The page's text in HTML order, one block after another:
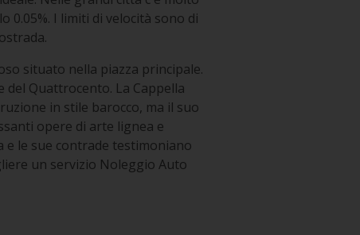
0.05%. I limiti di velocità sono di
situato nella piazza principale.
Quattrocento. La Cappella
in stile barocco, ma il suo
opere di arte lignea e
e le sue contrade testimoniano
un servizio Noleggio Auto